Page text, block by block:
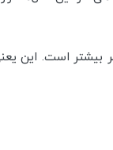
بیشتر است. این